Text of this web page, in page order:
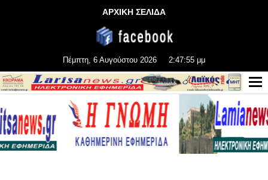
ΑΡΧΙΚΗ ΣΕΛΙΔΑ
Πέμπτη, 6 Αυγούστου 2026 2:47:55 μμ